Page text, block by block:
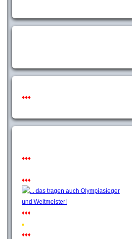
♦♦♦
♦♦♦
♦♦♦
♦♦♦
♦♦♦